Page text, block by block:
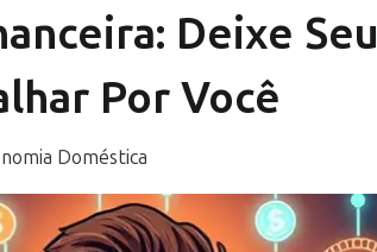
Deixe Seu
Por Você
Doméstica